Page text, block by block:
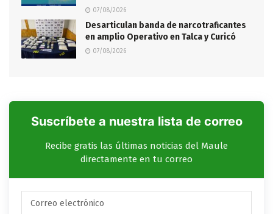
07/08/2026
Desarticulan banda de narcotraficantes
en amplio Operativo en Talca y Curicó
07/08/2026
Suscríbete a nuestra lista de correo
Recibe gratis las últimas noticias del Maule
directamente en tu correo